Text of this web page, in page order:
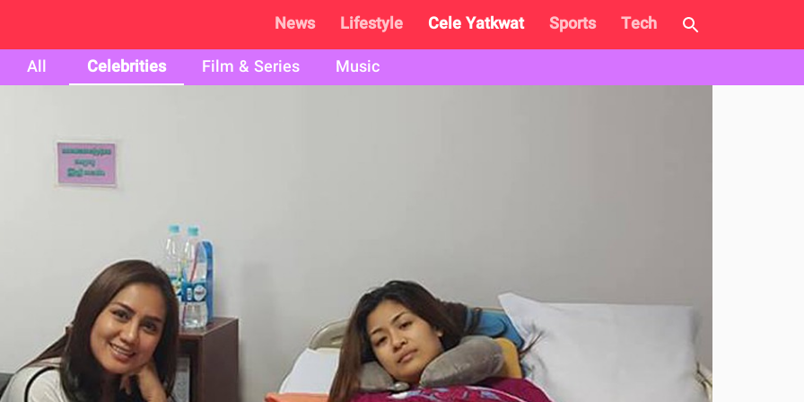
News Lifestyle Cele Yatkwat Sports
Tech
All
Celebrities Film & Series Music